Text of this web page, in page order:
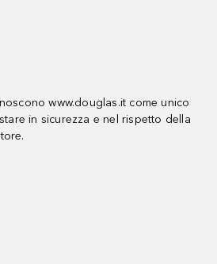
www.douglas.it come unico
in sicurezza e nel rispetto della